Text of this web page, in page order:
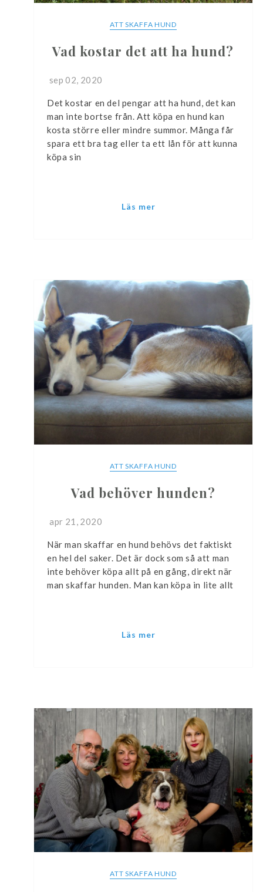
ATT SKAFFA HUND
Vad kostar det att ha hund?
sep 02, 2020
Det kostar en del pengar att ha hund, det kan
man inte bortse från. Att köpa en hund kan
kosta större eller mindre summor. Många får
spara ett bra tag eller ta ett lån för att kunna
köpa sin
ATT SKAFFA HUND
Vad behöver hunden?
apr 21, 2020
När man skaffar en hund behövs det faktiskt
en hel del saker. Det är dock som så att man
inte behöver köpa allt på en gång, direkt när
man skaffar hunden. Man kan köpa in lite allt
ATT SKAFFA HUND